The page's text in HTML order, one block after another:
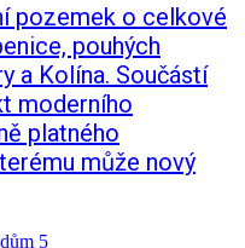
pozemek o celkové
pouhých
a Kolína. Součástí
moderního
platného
může nový